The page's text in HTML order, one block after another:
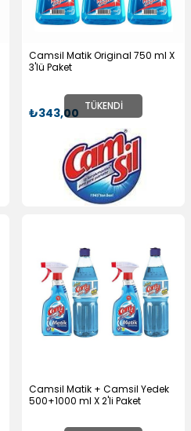
TÜKENDI
Camsil Matik Original 750 ml X
3'lü Paket
₺343,00
Camsil Matik + Camsil Yedek
500+1000 ml X 2'li Paket